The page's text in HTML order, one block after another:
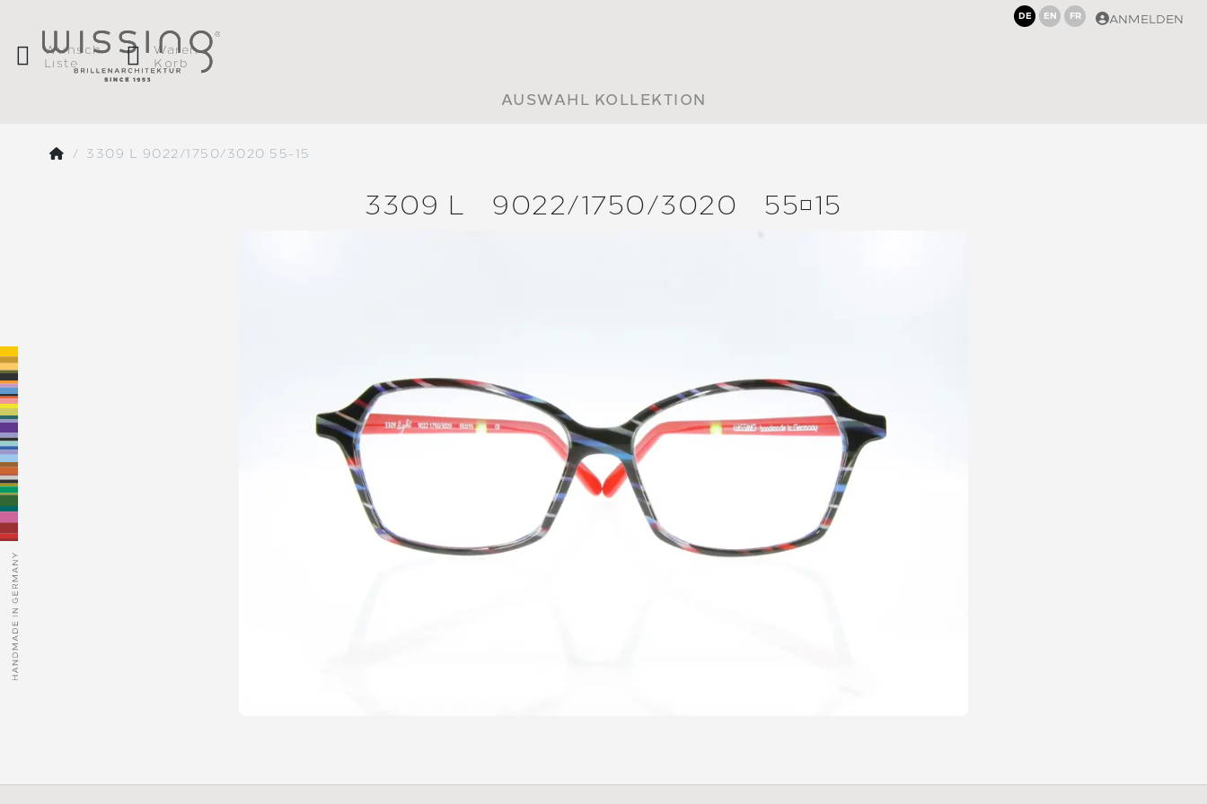
DE EN FR ANMELDEN
Wunsch
Liste
Waren
Korb
AUSWAHL KOLLEKTION
3309 L 9022/1750/3020 55-15
3309 L 9022/1750/3020 5515